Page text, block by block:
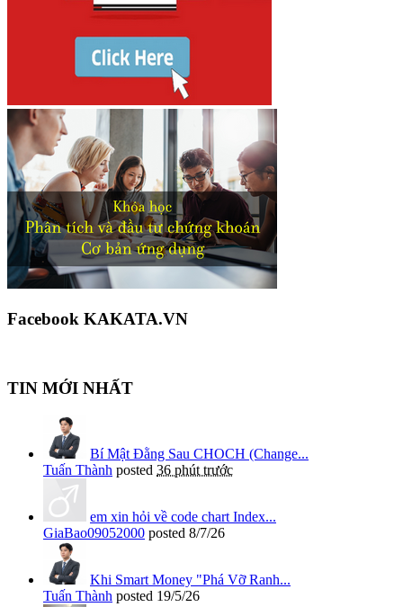
Facebook KAKATA.VN
TIN MỚI NHẤT
Bí Mật Đằng Sau CHOCH (Change...
Tuấn Thành posted 36 phút trước
em xin hỏi về code chart Index...
GiaBao09052000 posted 8/7/26
Khi Smart Money "Phá Vỡ Ranh...
Tuấn Thành posted 19/5/26